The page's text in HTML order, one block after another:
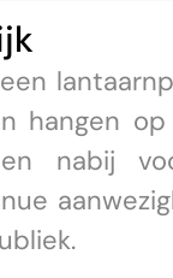
hangen
nabij